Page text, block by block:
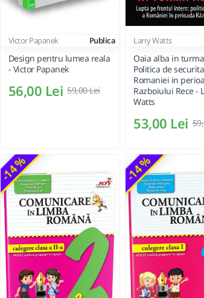
Victor Papanek Publica
Design pentru lumea reala
- Victor Papanek
56,00 Lei 59,00 Lei
Larry Watts
Oaia alba in
Politica de
Romaniei in
Razboiului Rece -
Watts
53,00 Lei
-14 % -14 %